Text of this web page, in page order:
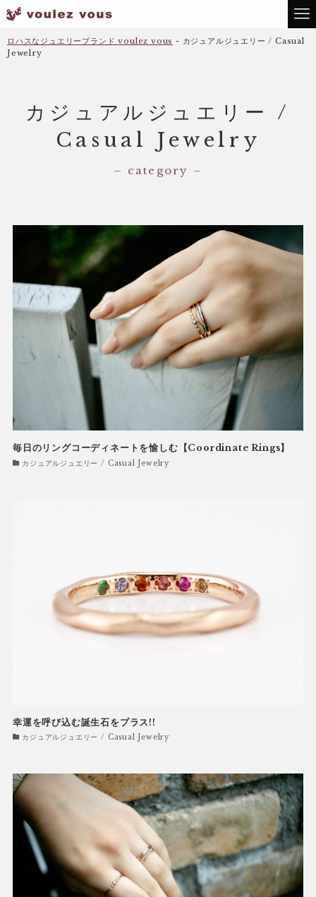
ロハスなジュエリーブランド voulez vous - カジュアルジュエリー / Casual
Jewelry
カジュアルジュエリー /
Casual Jewelry
– category –
毎日のリングコーディネートを愉しむ【Coordinate Rings】
カジュアルジュエリー / Casual Jewelry
幸運を呼び込む誕生石をプラス!!
カジュアルジュエリー / Casual Jewelry